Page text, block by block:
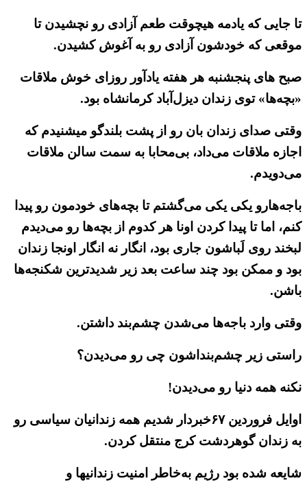
تا جایی که یادمه هیچوقت طعم آزادی رو نچشیدن تا
موقعی که خودشون آزادی رو به آغوش کشیدن.
صبح های پنجشنبه هر هفته یادآور روزای خوش ملاقات
«بچه‌ها» توی زندان دیزل‌آباد کرمانشاه بود.
وقتی صدای زندان بان رو از پشت بلندگو میشنیدم که
اجازه ملاقات می‌داد، بی‌محابا به سمت سالن ملاقات
می‌دویدم.
باجه‌هارو یکی یکی می‌گشتم تا بچه‌های خودمون رو پیدا
کنم، اما تا پیدا کردن اونا هر کدوم از بچه‌ها رو می‌دیدم
لبخند روی لَباشون جاری بود، انگار نه انگار اونجا زندان
بود و ممکن بود چند ساعت بعد زیر شدیدترین شکنجه‌ها
باشن.
وقتی وارد باجه‌ها می‌شدن چشم‌بند داشتن.
راستی زیر چشم‌بنداشون چی رو می‌دیدن؟
نکنه همه دنیا رو می‌دیدن!
اوایل فروردین ۶۷خبردار شدیم همه زندانیان سیاسی رو
به زندان گوهردشت کرج منتقل کردن.
شایعه شده بود رژیم به‌خاطر امنیت زندانیها و